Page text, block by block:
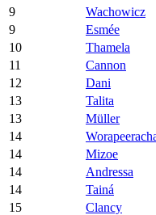
9
Wachowicz
9
Esmée
10
Thamela
11
Cannon
12
Dani
13
Talita
13
Müller
14
14
Mizoe
14
Andressa
14
Tainá
15
Clancy